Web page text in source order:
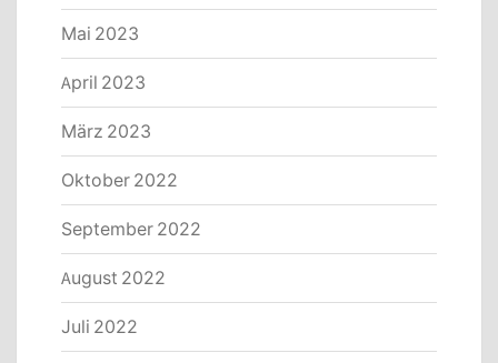
Mai 2023
April 2023
März 2023
Oktober 2022
September 2022
August 2022
Juli 2022